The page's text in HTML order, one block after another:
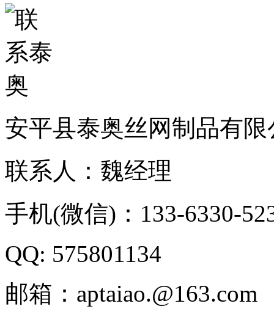
安平县泰奥丝网制品有限
联系人：魏经理
手机(微信)：133-6330-
QQ: 575801134
邮箱：aptaiao.@163.com